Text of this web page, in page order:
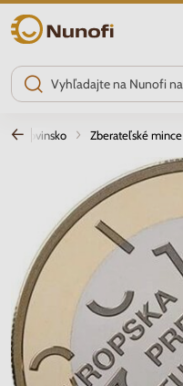
Nunofi.sk
Slovinsko Zberateľské mince